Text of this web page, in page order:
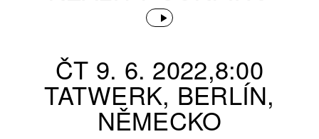
ČT 9. 6. 2022,8:00
TATWERK, BERLÍN,
NĚMECKO